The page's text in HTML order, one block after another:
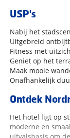
USP's
Nabij het
Uitgebreid
Fitness met
Geniet op het
Maak mooie
Onafhankelijk
Ontdek
Het hotel ligt op
moderne en